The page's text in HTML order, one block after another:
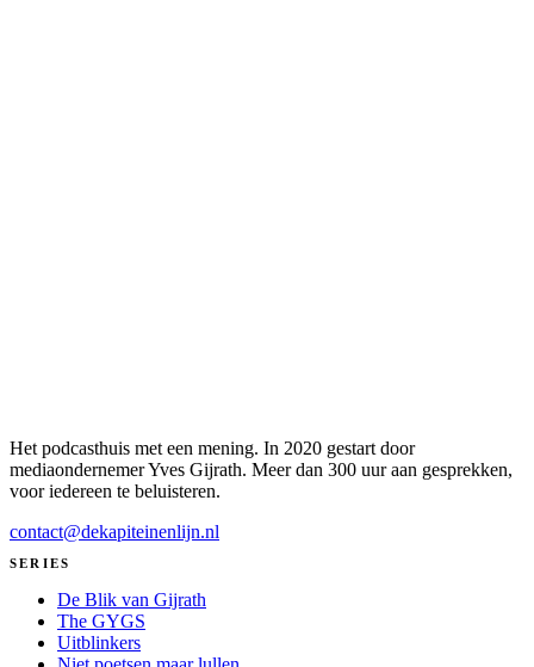
Het podcasthuis met een mening. In 2020 gestart door
mediaondernemer Yves Gijrath. Meer dan 300 uur aan gesprekken,
voor iedereen te beluisteren.
contact@dekapiteinenlijn.nl
SERIES
De Blik van Gijrath
The GYGS
Uitblinkers